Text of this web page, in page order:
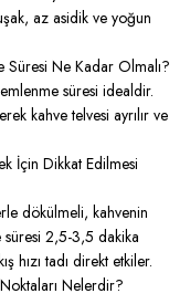
az asidik ve yoğun
Süresi Ne Kadar Olmalı?
süresi idealdir.
kahve telvesi ayrılır ve
İçin Dikkat Edilmesi
dökülmeli, kahvenin
süresi 2,5-3,5 dakika
hızı tadı direkt etkiler.
Nelerdir?